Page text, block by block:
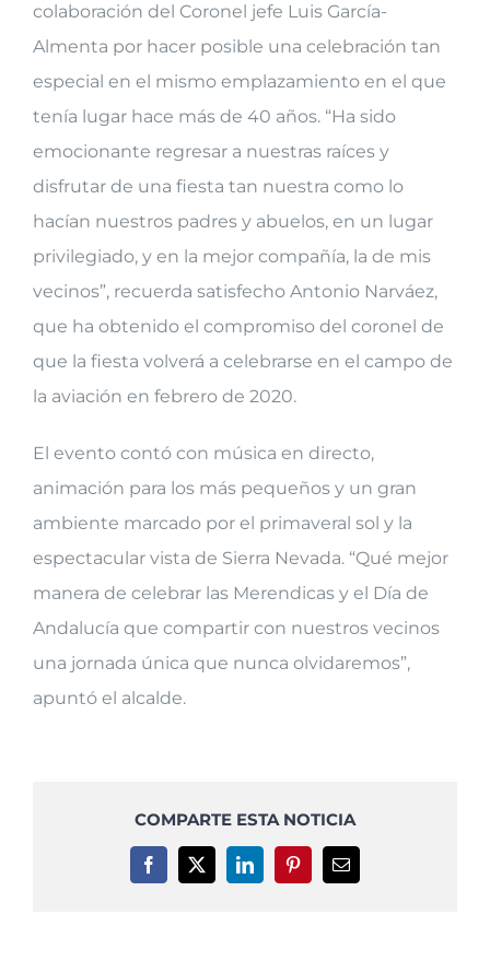
colaboración del Coronel jefe Luis García-
Almenta por hacer posible una celebración tan
especial en el mismo emplazamiento en el que
tenía lugar hace más de 40 años. “Ha sido
emocionante regresar a nuestras raíces y
disfrutar de una fiesta tan nuestra como lo
hacían nuestros padres y abuelos, en un lugar
privilegiado, y en la mejor compañía, la de mis
vecinos”, recuerda satisfecho Antonio Narváez,
que ha obtenido el compromiso del coronel de
que la fiesta volverá a celebrarse en el campo de
la aviación en febrero de 2020.
El evento contó con música en directo,
animación para los más pequeños y un gran
ambiente marcado por el primaveral sol y la
espectacular vista de Sierra Nevada. “Qué mejor
manera de celebrar las Merendicas y el Día de
Andalucía que compartir con nuestros vecinos
una jornada única que nunca olvidaremos”,
apuntó el alcalde.
COMPARTE ESTA NOTICIA
Facebook
X LinkedInPinterestCorreo
electrónico